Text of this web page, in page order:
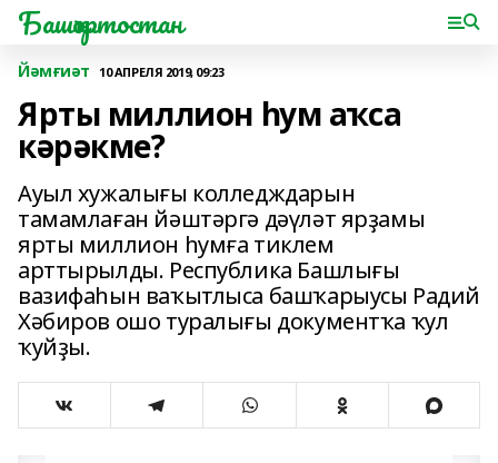
Башҡортостан
Йәмғиәт 10 АПРЕЛЯ 2019, 09:23
Ярты миллион һум аҡса
кәрәкме?
Ауыл хужалығы колледждарын
тамамлаған йәштәргә дәүләт ярҙамы
ярты миллион һумға тиклем
арттырылды. Республика Башлығы
вазифаһын ваҡытлыса башҡарыусы Радий
Хәбиров ошо туралығы документҡа ҡул
ҡуйҙы.